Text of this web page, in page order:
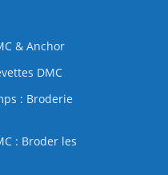
& Anchor
DMC
: Broderie
: Broder les